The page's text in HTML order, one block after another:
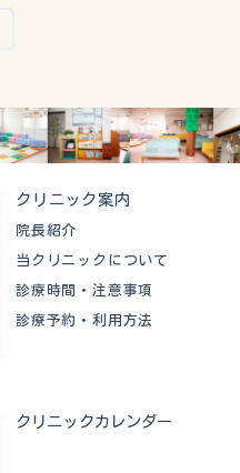
クリニック案内
院長紹介
当クリニックについて
診療時間・注意事項
診療予約・利用方法
クリニックカレンダー